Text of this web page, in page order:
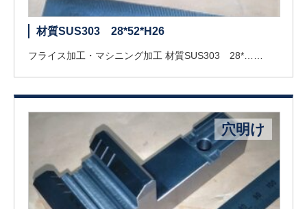
材質SUS303 28*52*H26
フライス加工・マシニング加工 材質SUS303 28*……
穴明け